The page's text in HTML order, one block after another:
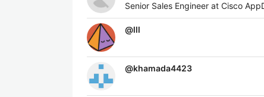
Senior Sales Engineer at Cisco
@lll
@khamada4423